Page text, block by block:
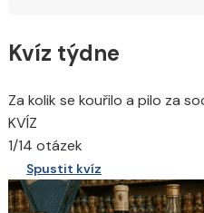
Kvíz týdne
Za kolik se kouřilo a pilo za
KVÍZ
1/14 otázek
Spustit kvíz